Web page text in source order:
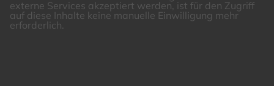
externe Services akzeptiert werden, ist für den Zugriff
auf diese Inhalte keine manuelle Einwilligung mehr
erforderlich.